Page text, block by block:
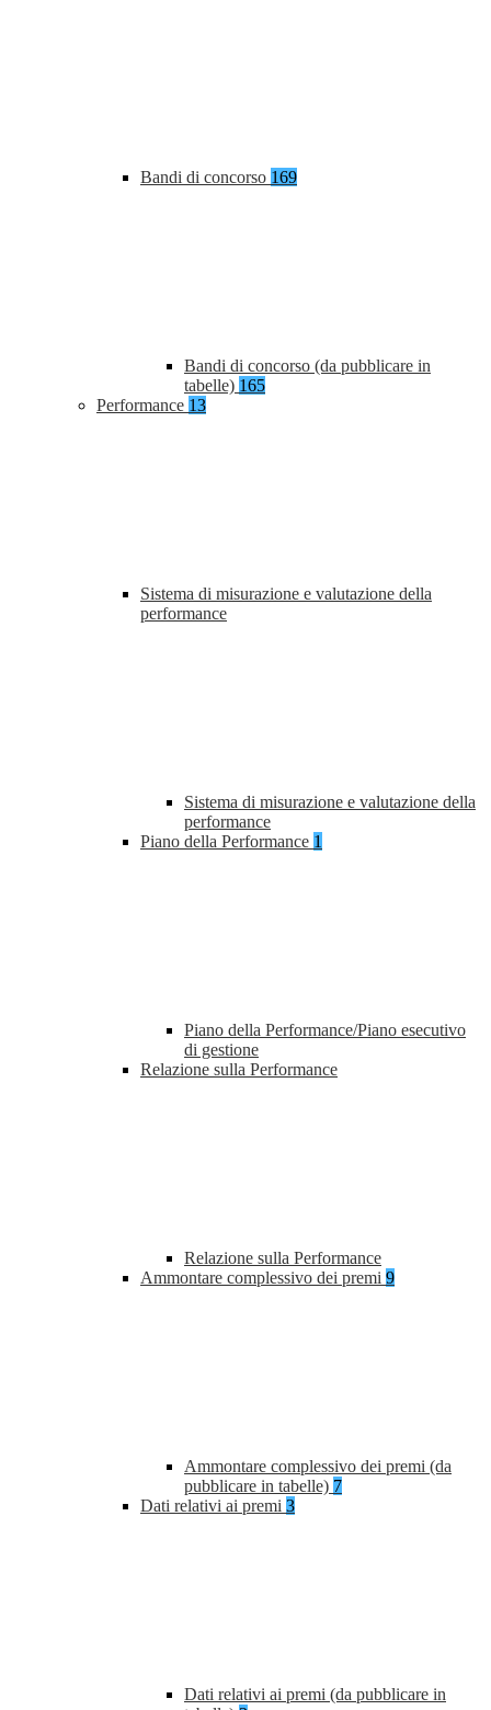
Bandi di concorso 169
Bandi di concorso (da pubblicare in
tabelle) 165
Performance 13
Sistema di misurazione e valutazione della
performance
Sistema di misurazione e valutazione della
performance
Piano della Performance 1
Piano della Performance/Piano esecutivo
di gestione
Relazione sulla Performance
Relazione sulla Performance
Ammontare complessivo dei premi 9
Ammontare complessivo dei premi (da
pubblicare in tabelle) 7
Dati relativi ai premi 3
Dati relativi ai premi (da pubblicare in